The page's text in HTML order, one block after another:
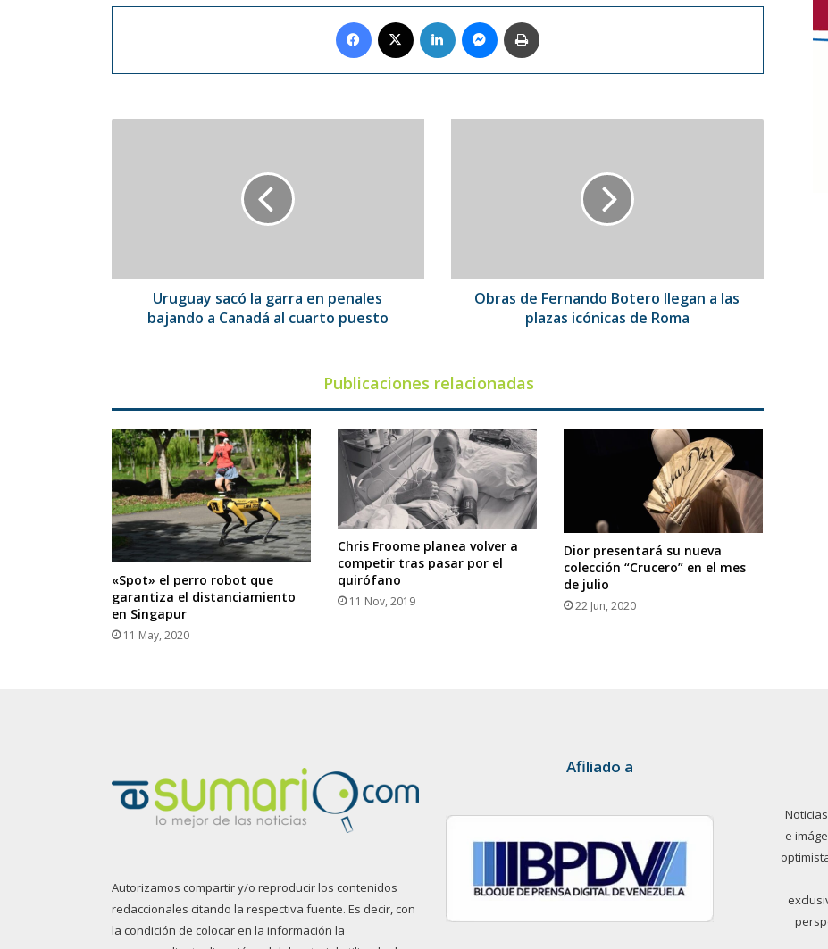
Facebook LinkedIn Messenger
Canadá
Uruguay sacó la garra en penales
bajando a Canadá al cuarto puesto
icónicas
Obras de Fernando Botero llegan a las
plazas icónicas de Roma
Publicaciones relacionadas
«Spot» el perro robot que
garantiza el distanciamiento
en Singapur
11 May, 2020
Chris Froome planea volver a
competir tras pasar por el
quirófano
11 Nov, 2019
Dior presentará su nueva
colección “Crucero” en el mes
de julio
22 Jun, 2020
Autorizamos compartir y/o reproducir los contenidos
redaccionales citando la respectiva fuente. Es decir, con
la condición de colocar en la información la
Afiliado a
e